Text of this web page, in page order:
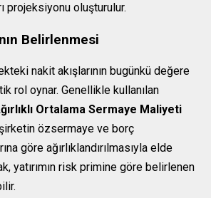
projeksiyonu oluşturulur.
Belirlenmesi
nakit akışlarının bugünkü değere
rol oynar. Genellikle kullanılan
Ortalama Sermaye Maliyeti
şirketin özsermaye ve borç
göre ağırlıklandırılmasıyla elde
yatırımın risk primine göre belirlenen